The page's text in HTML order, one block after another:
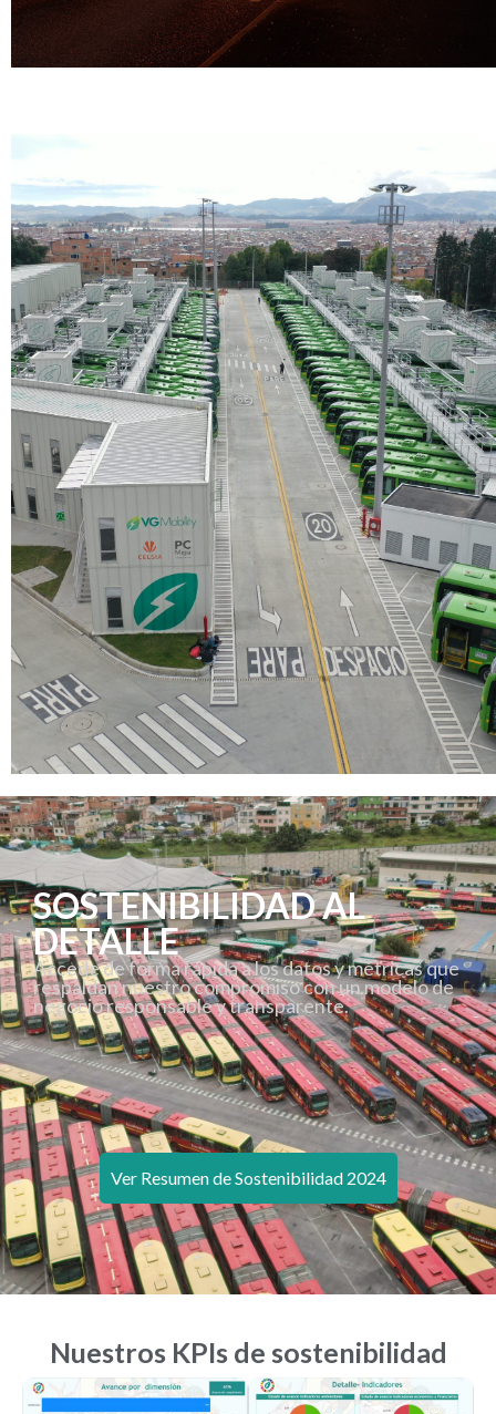
SOSTENIBILIDAD AL
DETALLE
Accede de forma rápida a los datos y métricas que
respaldan nuestro compromiso con un modelo de
negocio responsable y transparente.
Ver Resumen de Sostenibilidad 2024
Nuestros KPIs de sostenibilidad